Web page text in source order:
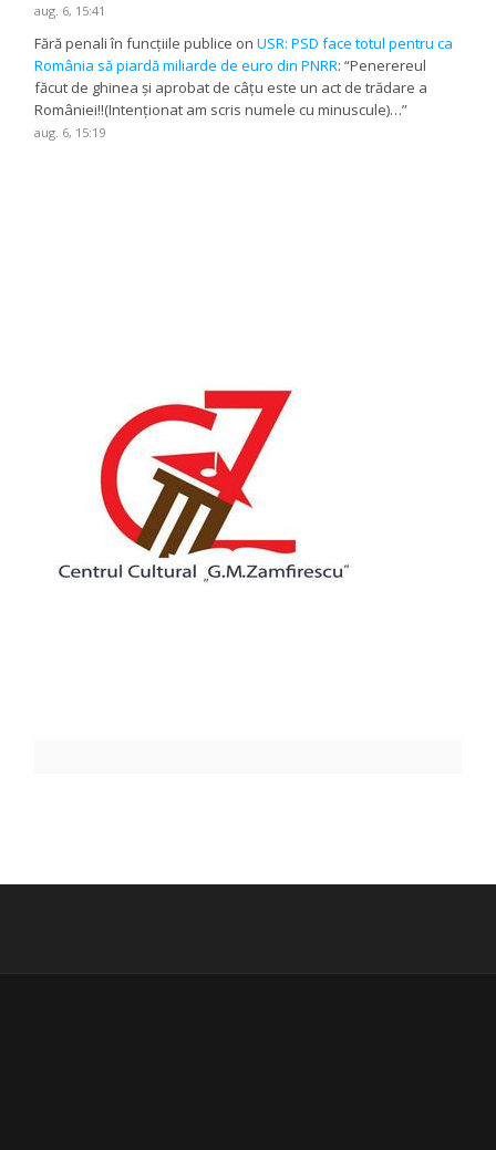
aug. 6, 15:41
Fără penali în funcțiile publice onUSR: PSD face totul pentru ca
România să piardă miliarde de euro din PNRR: “Penerereul
făcut de ghinea și aprobat de câțu este un act de trădare a
României!!(Intenționat am scris numele cu minuscule)…”
aug. 6, 15:19